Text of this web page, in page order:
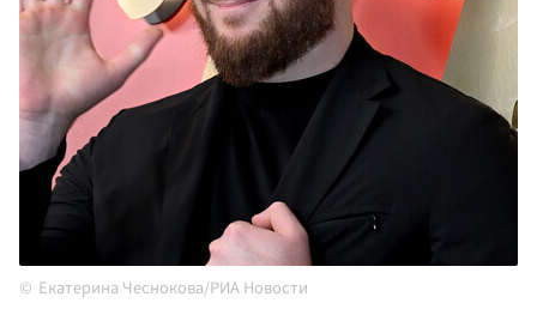
Екатерина Чеснокова/РИА Новости